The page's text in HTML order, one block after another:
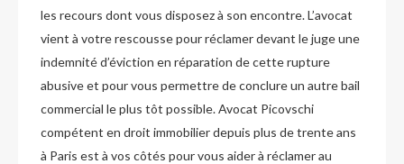
les recours dont vous disposez à son encontre. L’avocat
vient à votre rescousse pour réclamer devant le juge une
indemnité d’éviction en réparation de cette rupture
abusive et pour vous permettre de conclure un autre bail
commercial le plus tôt possible. Avocat Picovschi
compétent en droit immobilier depuis plus de trente ans
à Paris est à vos côtés pour vous aider à réclamer au